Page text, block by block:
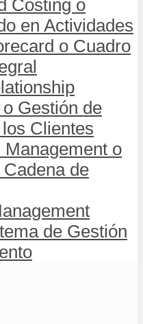
Costing o
en Actividades
o Cuadro
Gestión de
Clientes
o
de
de Gestión